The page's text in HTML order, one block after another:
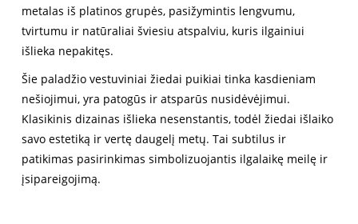
metalas iš platinos grupės, pasižymintis lengvumu,
tvirtumu ir natūraliai šviesiu atspalviu, kuris ilgainiui
išlieka nepakitęs.
Šie paladžio vestuviniai žiedai puikiai tinka kasdieniam
nešiojimui, yra patogūs ir atsparūs nusidėvėjimui.
Klasikinis dizainas išlieka nesenstantis, todėl žiedai išlaiko
savo estetiką ir vertę daugelį metų. Tai subtilus ir
patikimas pasirinkimas simbolizuojantis ilgalaikę meilę ir
įsipareigojimą.